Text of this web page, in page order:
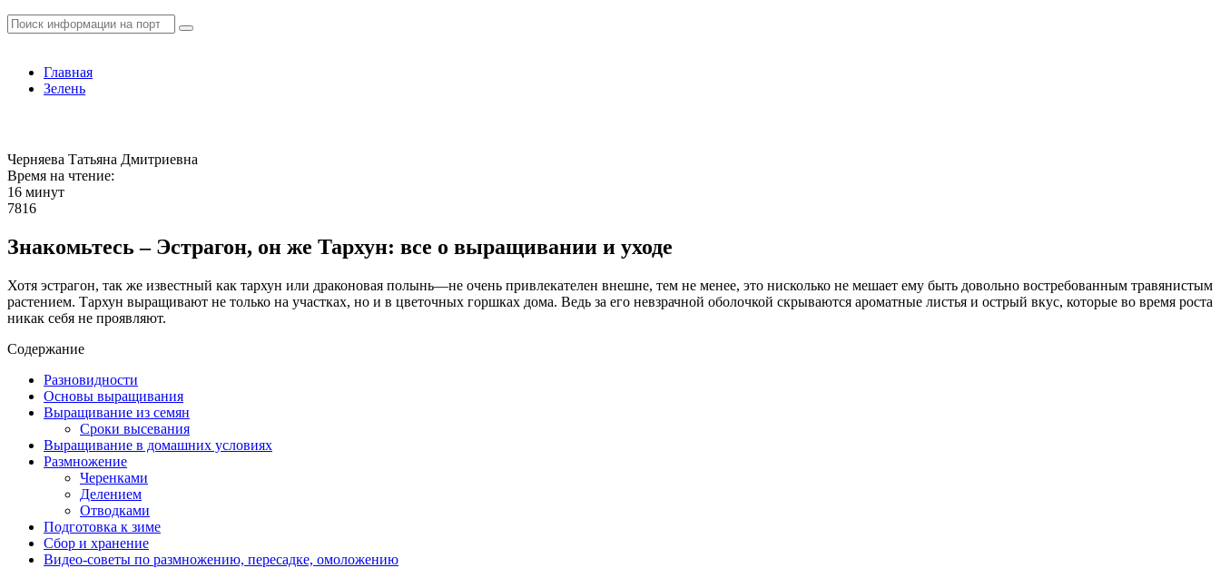
Главная
Зелень
Черняева Татьяна Дмитриевна
Время на чтение:
16 минут
7816
Знакомьтесь – Эстрагон, он же Тархун: все о выращивании и уходе
Хотя эстрагон, так же известный как тархун или драконовая полынь—не очень привлекателен внешне, тем не менее, это нисколько не мешает ему быть довольно востребованным травянистым
растением. Тархун выращивают не только на участках, но и в цветочных горшках дома. Ведь за его невзрачной оболочкой скрываются ароматные листья и острый вкус, которые во время роста
никак себя не проявляют.
Содержание
Разновидности
Основы выращивания
Выращивание из семян
Сроки высевания
Выращивание в домашних условиях
Размножение
Черенками
Делением
Отводками
Подготовка к зиме
Сбор и хранение
Видео-советы по размножению, пересадке, омоложению